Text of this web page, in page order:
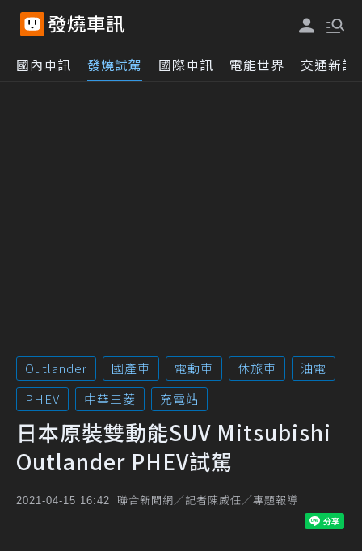
國內車訊 發燒試駕 國際車訊 電能世界 交通新訊
Outlander 國產車 電動車 休旅車
油電
PHEV
中華三菱 充電站
日本原裝雙動能SUV Mitsubishi
Outlander PHEV試駕
2021-04-15 16:42 聯合新聞網／記者陳威任／專題報導